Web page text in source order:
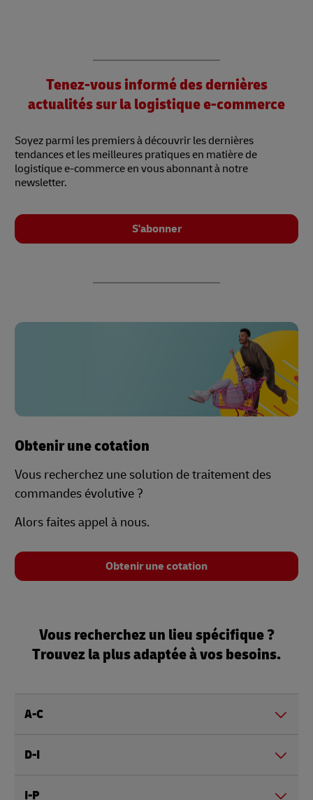
Tenez-vous informé des dernières
actualités sur la logistique e-commerce
Soyez parmi les premiers à découvrir les dernières
tendances et les meilleures pratiques en matière de
logistique e-commerce en vous abonnant à notre
newsletter.
S'abonner
Obtenir une cotation
Vous recherchez une solution de traitement des
commandes évolutive ?
Alors faites appel à nous.
Obtenir une cotation
Vous recherchez un lieu spécifique ?
Trouvez la plus adaptée à vos besoins.
A-C
D-I
I-P